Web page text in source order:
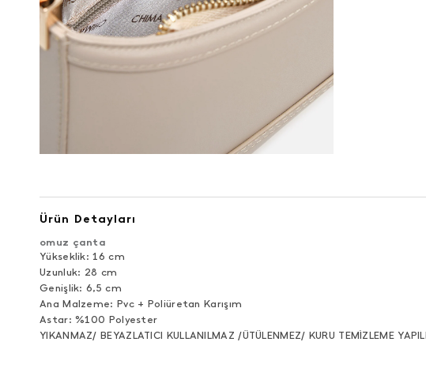
Ürün Detayları
omuz çanta
Yükseklik: 16 cm
Uzunluk: 28 cm
Genişlik: 6,5 cm
Ana Malzeme: Pvc + Poliüretan Karışım
Astar: %100 Polyester
YIKANMAZ/ BEYAZLATICI KULLANILMAZ /ÜTÜLENMEZ/ KURU TEMİZLEME